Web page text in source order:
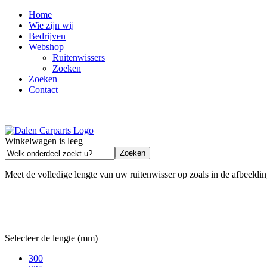
Home
Wie zijn wij
Bedrijven
Webshop
Ruitenwissers
Zoeken
Zoeken
Contact
Winkelwagen is leeg
Meet de volledige lengte van uw ruitenwisser op zoals in de
Selecteer de lengte (mm)
300